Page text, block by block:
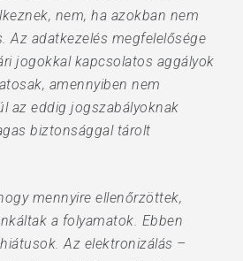
nem, ha azokban nem
Az adatkezelés megfelelősége
jogokkal kapcsolatos aggályok
amennyiben nem
az eddig jogszabályoknak
biztonsággal tárolt
mennyire ellenőrzöttek,
a folyamatok. Ebben
Az elektronizálás –